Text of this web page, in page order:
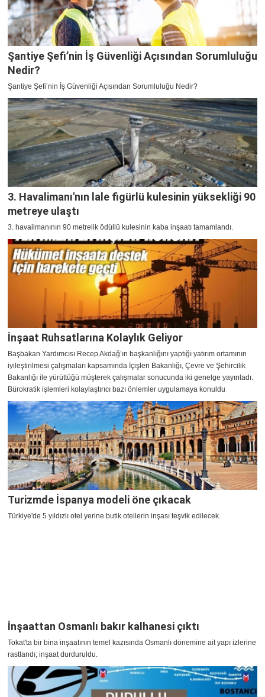
Şantiye Şefi’nin İş Güvenliği Açısından Sorumluluğu
Nedir?
Şantiye Şefi’nin İş Güvenliği Açısından Sorumluluğu Nedir?
3. Havalimanı'nın lale figürlü kulesinin yüksekliği 90
metreye ulaştı
3. havalimanının 90 metrelik ödüllü kulesinin kaba inşaatı tamamlandı.
İnşaat Ruhsatlarına Kolaylık Geliyor
Başbakan Yardımcısı Recep Akdağ’ın başkanlığını yaptığı yatırım ortamının
iyileştirilmesi çalışmaları kapsamında İçişleri Bakanlığı, Çevre ve Şehircilik
Bakanlığı ile yürüttüğü müşterek çalışmalar sonucunda iki genelge yayınladı.
Bürokratik işlemleri kolaylaştırıcı bazı önlemler uygulamaya konuldu
Turizmde İspanya modeli öne çıkacak
Türkiye'de 5 yıldızlı otel yerine butik otellerin inşası teşvik edilecek.
İnşaattan Osmanlı bakır kalhanesi çıktı
Tokat'ta bir bina inşaatının temel kazısında Osmanlı dönemine ait yapı izlerine
rastlandı; inşaat durduruldu.